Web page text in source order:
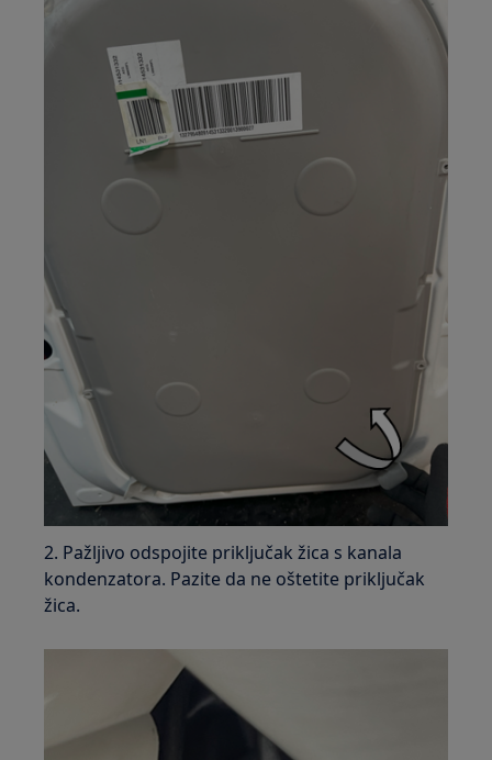
2. Pažljivo odspojite priključak žica s kanala
kondenzatora. Pazite da ne oštetite priključak
žica.